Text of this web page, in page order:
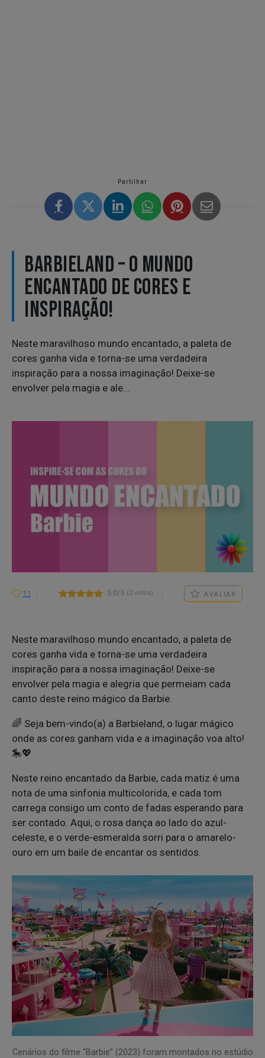
Partilhar
BARBIELAND – O MUNDO
ENCANTADO DE CORES E
INSPIRAÇÃO!
Neste maravilhoso mundo encantado, a paleta de
cores ganha vida e torna-se uma verdadeira
inspiração para a nossa imaginação! Deixe-se
envolver pela magia e ale...
11 5.0/5 (2 votos) AVALIAR
Neste maravilhoso mundo encantado, a paleta de
cores ganha vida e torna-se uma verdadeira
inspiração para a nossa imaginação! Deixe-se
envolver pela magia e alegria que permeiam cada
canto deste reino mágico da Barbie.
🌈 Seja bem-vindo(a) a Barbieland, o lugar mágico
onde as cores ganham vida e a imaginação voa alto!
🎠💖
Neste reino encantado da Barbie, cada matiz é uma
nota de uma sinfonia multicolorida, e cada tom
carrega consigo um conto de fadas esperando para
ser contado. Aqui, o rosa dança ao lado do azul-
celeste, e o verde-esmeralda sorri para o amarelo-
ouro em um baile de encantar os sentidos.
Cenários do filme “Barbie” (2023) foram montados no estúdio